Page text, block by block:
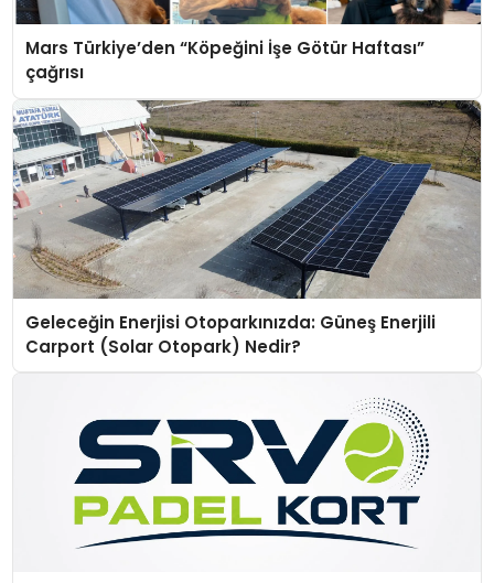
Mars Türkiye’den “Köpeğini İşe Götür Haftası”
çağrısı
Geleceğin Enerjisi Otoparkınızda: Güneş Enerjili
Carport (Solar Otopark) Nedir?